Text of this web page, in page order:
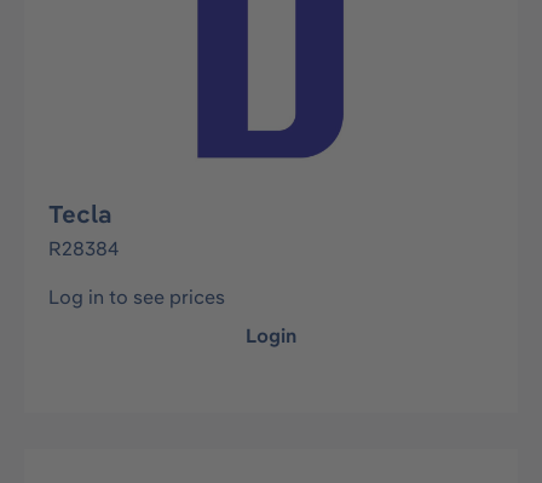
Tecla
R28384
Log in to see prices
Login